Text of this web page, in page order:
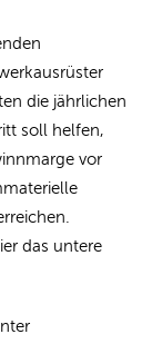
die jährlichen
soll helfen,
vor
das untere